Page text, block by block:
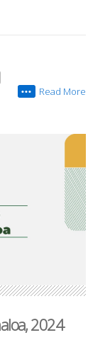
Read More
•••
2024